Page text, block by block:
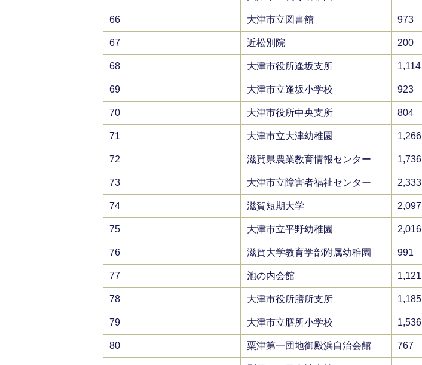
66 大津市立図書館 973
67 近松別院 200
68 大津市役所逢坂支所 1,114
69 大津市立逢坂小学校 923
70 大津市役所中央支所 804
71 大津市立大津幼稚園 1,266
72 滋賀県農業教育情報センター 1,736
73 大津市立障害者福祉センター 2,333
74 滋賀短期大学 2,097
75 大津市立平野幼稚園 2,016
76 滋賀大学教育学部附属幼稚園 991
77 池の内会館 1,121
78 大津市役所膳所支所 1,185
79 大津市立膳所小学校 1,536
80 粟津第一団地御殿浜自治会館 767